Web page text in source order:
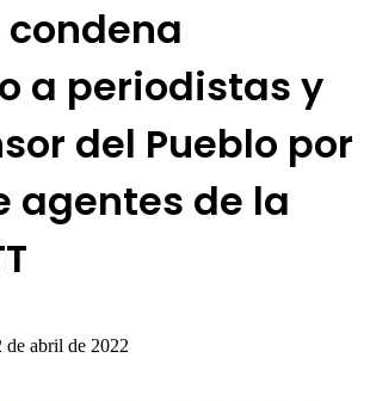
condena
a periodistas y
del Pueblo por
agentes de la
de abril de 2022